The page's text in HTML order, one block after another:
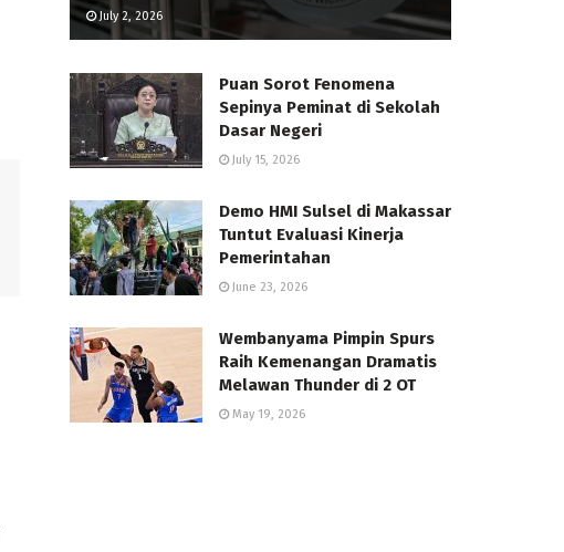
July 2, 2026
Puan Sorot Fenomena
Sepinya Peminat di Sekolah
Dasar Negeri
July 15, 2026
Demo HMI Sulsel di Makassar
Tuntut Evaluasi Kinerja
Pemerintahan
June 23, 2026
Wembanyama Pimpin Spurs
Raih Kemenangan Dramatis
Melawan Thunder di 2 OT
May 19, 2026